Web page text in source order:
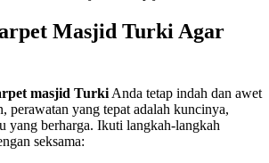
Masjid Turki Agar
masjid Turki Anda tetap indah dan awet
perawatan yang tepat adalah kuncinya,
yang berharga. Ikuti langkah-langkah
seksama: